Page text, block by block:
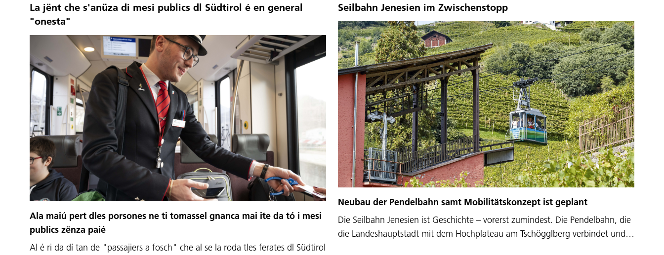
La jënt che s'anüza di mesi publics dl Südtirol é en general
"onesta"
Ala maiú pert dles porsones ne ti tomassel gnanca mai ite da tó i mesi
publics zënza paié
Al é ri da dí tan de "passajiers a fosch" che al se la roda tles ferates dl Südtirol
Seilbahn Jenesien im Zwischenstopp
Neubau der Pendelbahn samt Mobilitätskonzept ist geplant
Die Seilbahn Jenesien ist Geschichte – vorerst zumindest. Die Pendelbahn, die
die Landeshauptstadt mit dem Hochplateau am Tschögglberg verbindet und…